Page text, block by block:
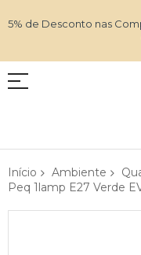
5% de Desconto nas
Início Ambiente
Peq 1lamp E27 Verde